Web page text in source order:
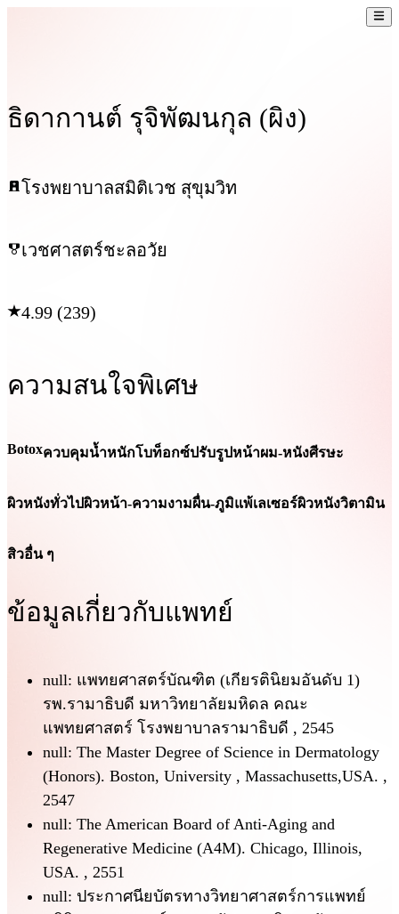
ธิดากานต์ รุจิพัฒนกุล (ผิง)
โรงพยาบาลสมิติเวช สุขุมวิท
เวชศาสตร์ชะลอวัย
4.99 (239)
ความสนใจพิเศษ
Botoxควบคุมน้ำหนักโบท็อกซ์ปรับรูปหน้าผม-หนังศีรษะ
ผิวหนังทั่วไปผิวหน้า-ความงามผื่น-ภูมิแพ้เลเซอร์ผิวหนังวิตามิน
สิวอื่น ๆ
ข้อมูลเกี่ยวกับแพทย์
null: แพทยศาสตร์บัณฑิต (เกียรตินิยมอันดับ 1)
รพ.รามาธิบดี มหาวิทยาลัยมหิดล คณะ
แพทยศาสตร์ โรงพยาบาลรามาธิบดี , 2545
null: The Master Degree of Science in Dermatology
(Honors). Boston, University , Massachusetts,USA. ,
2547
null: The American Board of Anti-Aging and
Regenerative Medicine (A4M). Chicago, Illinois,
USA. , 2551
null: ประกาศนียบัตรทางวิทยาศาสตร์การแพทย์